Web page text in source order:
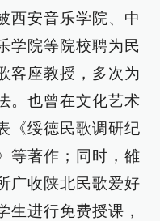
西安音乐学院、中
学院等院校聘为民
客座教授，多次为
。也曾在文化艺术
《绥德民歌调研纪
等著作；同时，雒
广收陕北民歌爱好
生进行免费授课，